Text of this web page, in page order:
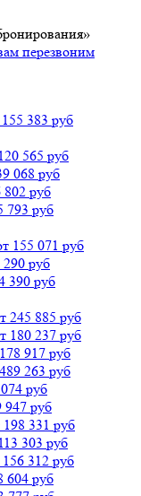
перезвоним
383 руб
565 руб
068 руб
802 руб
793 руб
155 071 руб
290 руб
390 руб
245 885 руб
180 237 руб
917 руб
263 руб
руб
947 руб
198 331 руб
303 руб
156 312 руб
604 руб